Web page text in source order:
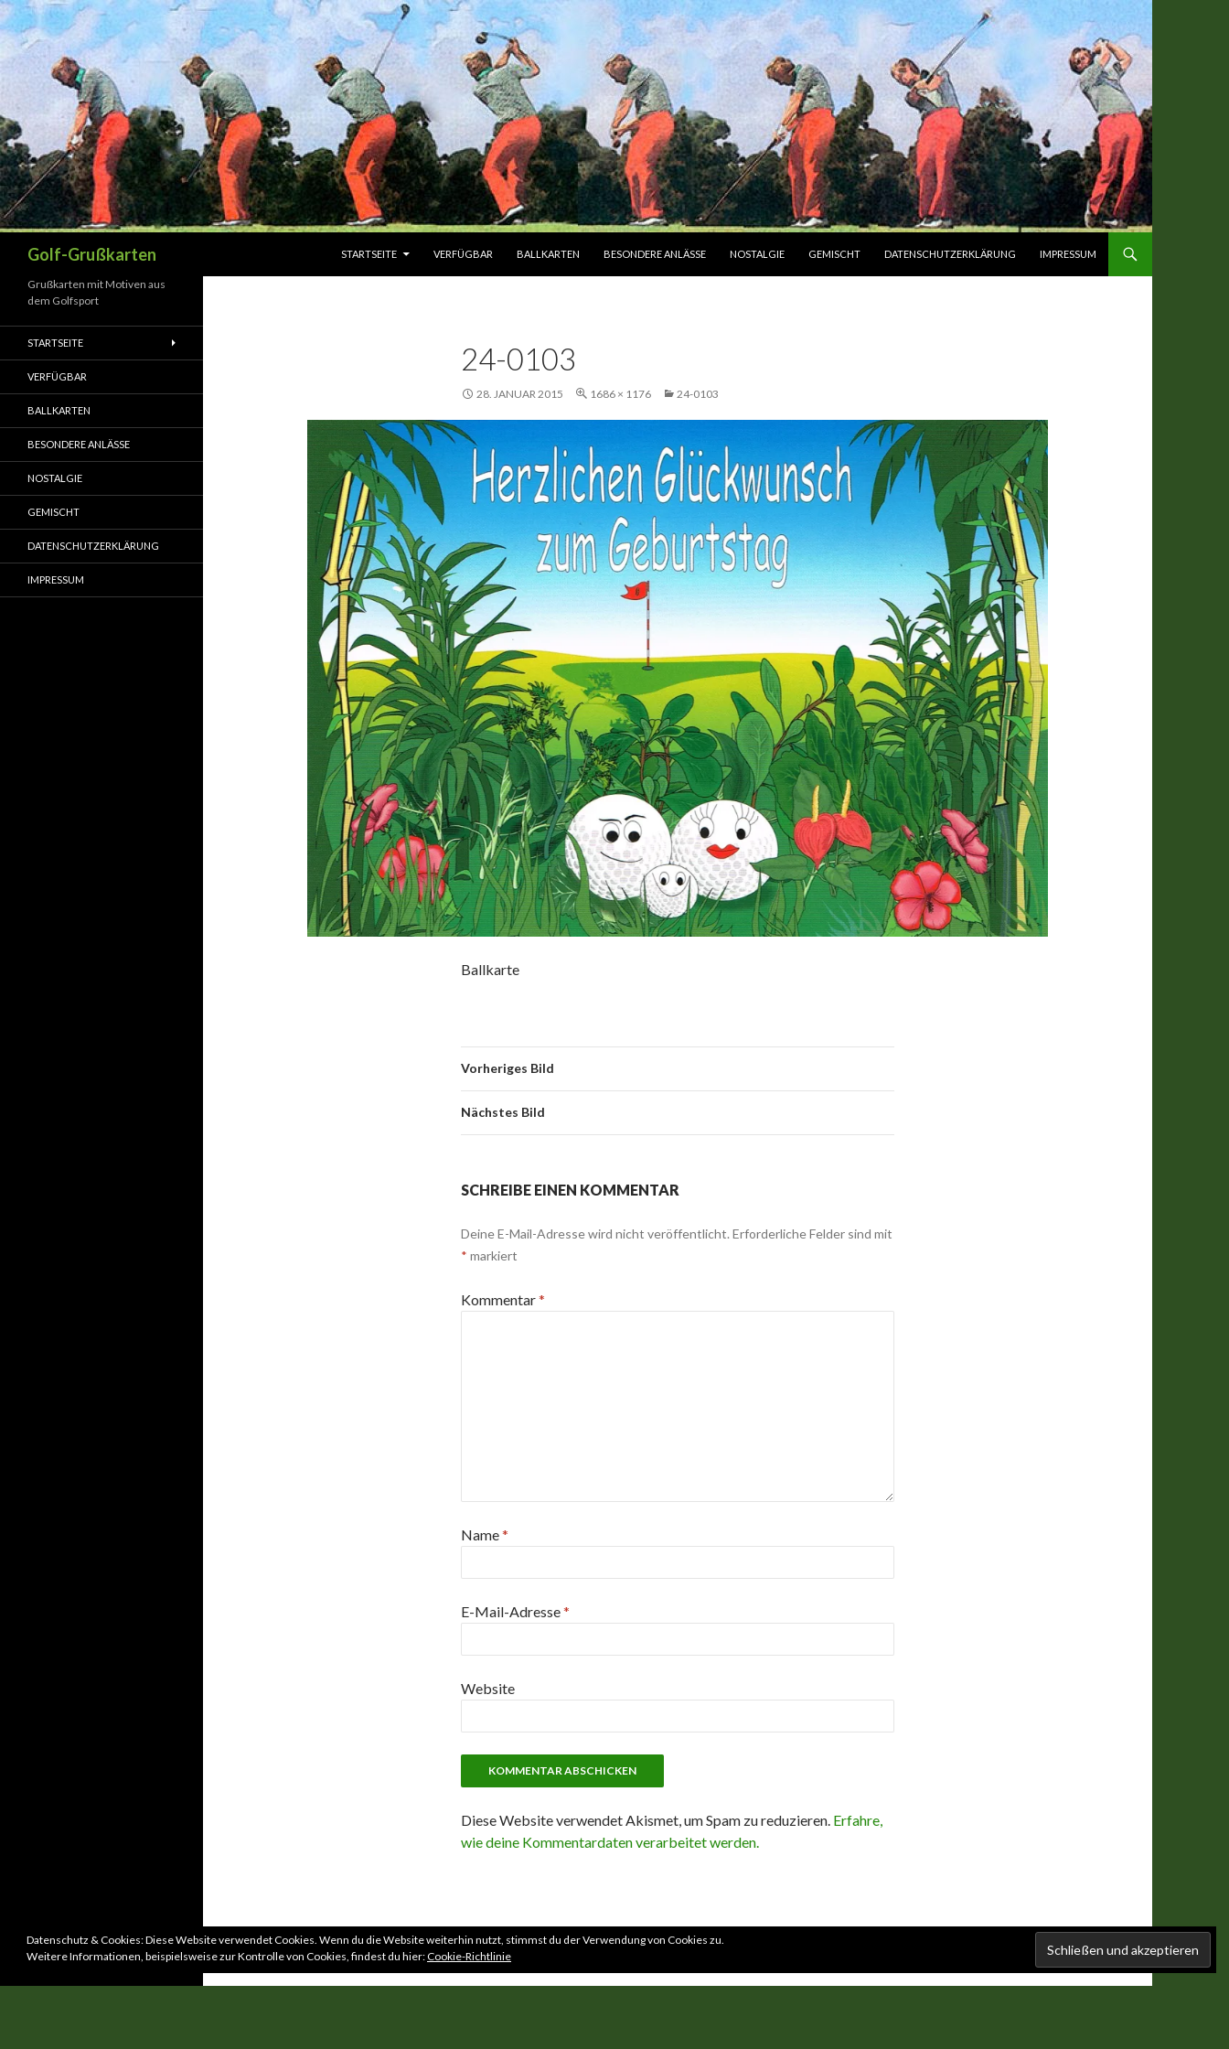
Golf-Grußkarten
STARTSEITE
VERFÜGBAR BALLKARTEN BESONDERE ANLÄSSE NOSTALGIE GEMISCHT DATENSCHUTZERKLÄRUNG IMPRESSUM
24-0103
28. JANUAR 2015 1686 × 1176 24-0103
Ballkarte
Vorheriges Bild
Nächstes Bild
SCHREIBE EINEN KOMMENTAR
Deine E-Mail-Adresse wird nicht veröffentlicht. Erforderliche Felder sind mit
* markiert
Kommentar*
Name*
E-Mail-Adresse*
Website
Diese Website verwendet Akismet, um Spam zu reduzieren. Erfahre,
wie deine Kommentardaten verarbeitet werden.
Grußkarten mit Motiven aus
dem Golfsport
STARTSEITE
VERFÜGBAR
BALLKARTEN
BESONDERE ANLÄSSE
NOSTALGIE
GEMISCHT
DATENSCHUTZERKLÄRUNG
IMPRESSUM
Datenschutz & Cookies: Diese Website verwendet Cookies. Wenn du die Website weiterhin nutzt, stimmst du der Verwendung von Cookies zu.
Weitere Informationen, beispielsweise zur Kontrolle von Cookies, findest du hier:Cookie-Richtlinie